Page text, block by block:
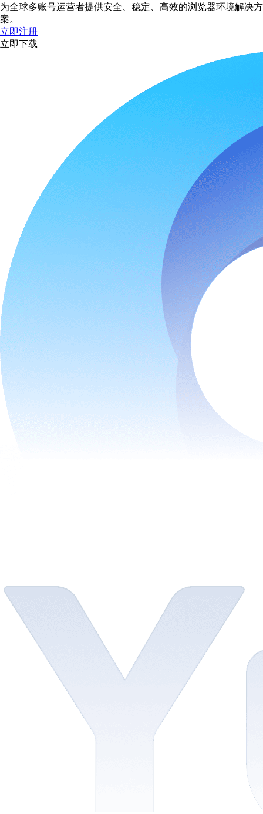
为全球多账号运营者提供安全、稳定、高效的浏览器环境解决方
案。
立即注册
立即下载